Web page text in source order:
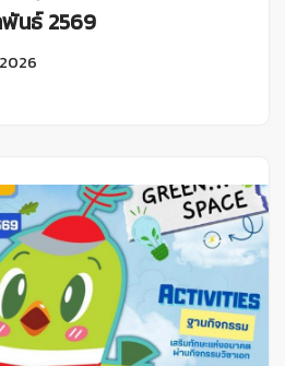
นธ์ 2569